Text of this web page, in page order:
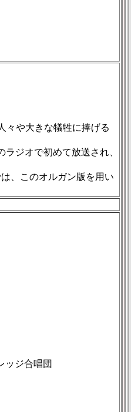
々や大きな犠牲に捧げる
ジオで初めて放送され、
、このオルガン版を用い
ッジ合唱団